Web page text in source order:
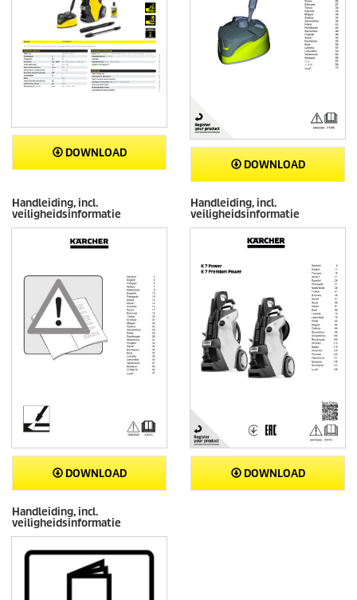
DOWNLOAD
DOWNLOAD
Handleiding, incl.
veiligheidsinformatie
DOWNLOAD
Handleiding, incl.
veiligheidsinformatie
DOWNLOAD
Handleiding, incl.
veiligheidsinformatie